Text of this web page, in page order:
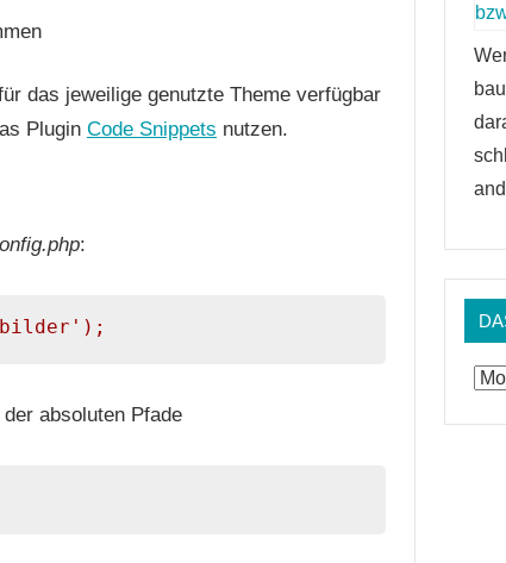
das jeweilige genutzte Theme verfügbar
Plugin Code Snippets nutzen.
:
absoluten Pfade
Das